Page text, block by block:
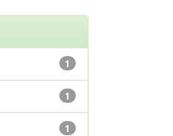
1
1
1